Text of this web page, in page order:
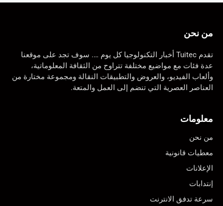
من نحن
تقدم Tuitec أخبار التكنولوجيا كل يوم …. سوف تجد على موقعنا
عدة فئات مع مواضيع مختلفة تتراوح من الثقافة المعلوماتية،
وألعاب الفيديو، والعروض والتطبيقات النقالة ومجموعة مختارة من
العناصر العصرية التي تنضم إلى العمل والمتعة.
معلومات
من نحن
معطيات قانونية
الإعلانات
إنتدابات
سرعة تدفق الانترنت